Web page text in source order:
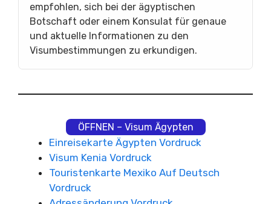
empfohlen, sich bei der ägyptischen
Botschaft oder einem Konsulat für genaue
und aktuelle Informationen zu den
Visumbestimmungen zu erkundigen.
ÖFFNEN – Visum Ägypten
Einreisekarte Ägypten Vordruck
Visum Kenia Vordruck
Touristenkarte Mexiko Auf Deutsch
Vordruck